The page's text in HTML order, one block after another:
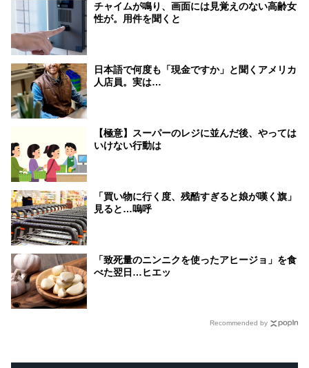
チャイムが鳴り、画面には見覚えのない高齢女
性が。用件を聞くと
日本語で何度も「現金ですか」と聞くアメリカ
人店員。実は…
【極意】スーパーのレジに並んだ後、やっては
いけない行動は
「買い物に行く度、残酷すぎると娘が嘆く旗」
見ると…嗚呼
「致死量のニンニクを使ったアヒージョ」を食
べた翌日…ヒエッ
Recommended by